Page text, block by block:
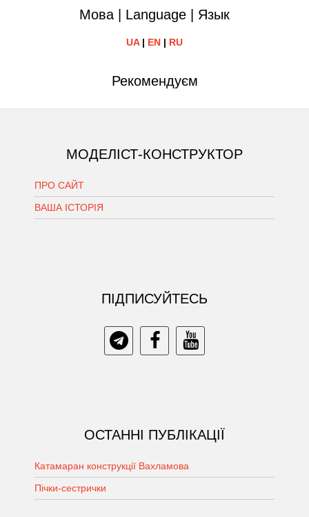
Мова | Language | Язык
UA| EN | RU
Рекомендуєм
МОДЕЛІСТ-КОНСТРУКТОР
ПРО САЙТ
ВАША ІСТОРІЯ
ПIДПИСУЙТЕСЬ
ОСТАННІ ПУБЛІКАЦІЇ
Катамаран конструкції Вахламова
Пічки-сестрички